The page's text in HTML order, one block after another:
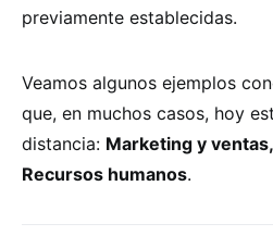
previamente establecidas.
Veamos algunos ejemplos
que, en muchos casos, hoy
distancia: Marketing y
Recursos humanos.